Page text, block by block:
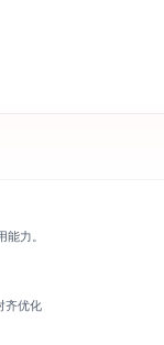
力。
齐优化